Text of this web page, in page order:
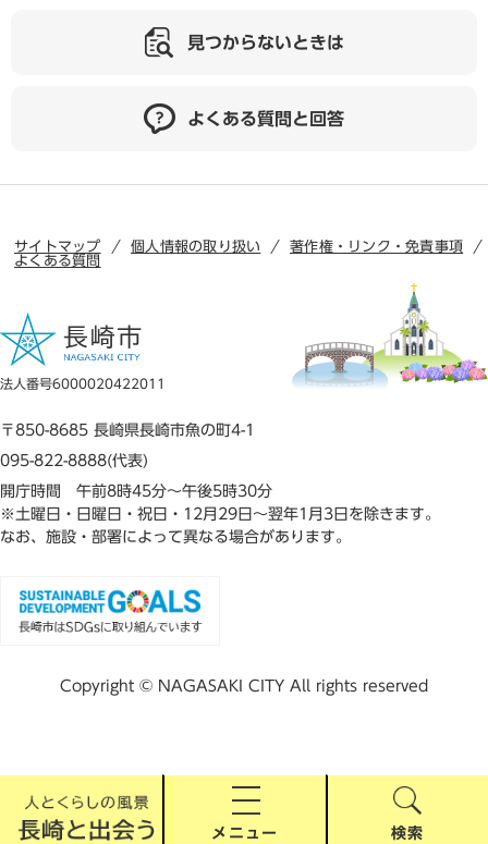
メニュー 検索
見つからないときは
よくある質問と回答
サイトマップ 個人情報の取り扱い
著作権・リンク・免責事項
よくある質問
法人番号6000020422011
〒850-8685 長崎県長崎市魚の町4-1
095-822-8888(代表)
開庁時間 午前8時45分～午後5時30分
※土曜日・日曜日・祝日・12月29日～翌年1月3日を除きます。
なお、施設・部署によって異なる場合があります。
Copyright © NAGASAKI CITY All rights reserved